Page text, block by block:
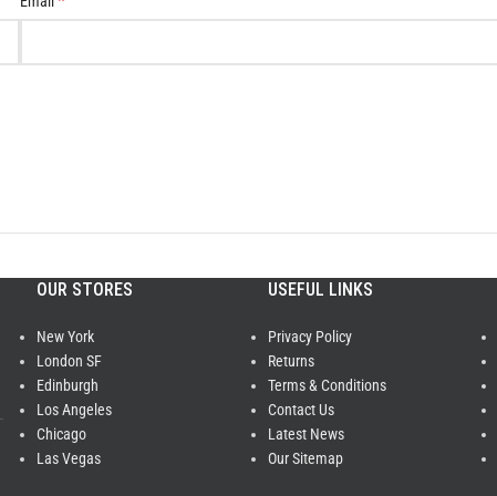
OUR STORES
New York
London SF
Edinburgh
Los Angeles
Chicago
Las Vegas
USEFUL LINKS
Privacy Policy
Returns
Terms & Conditions
Contact Us
Latest News
Our Sitemap